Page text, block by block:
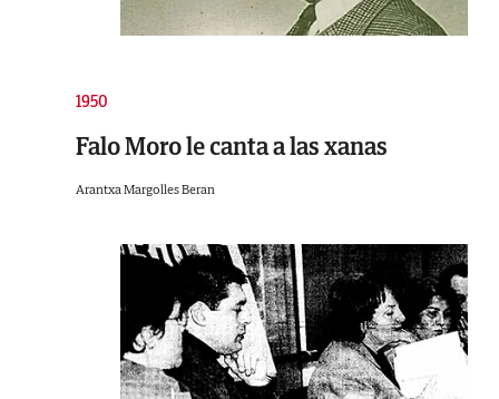
1950
Falo Moro le canta a las xanas
Arantxa Margolles Beran